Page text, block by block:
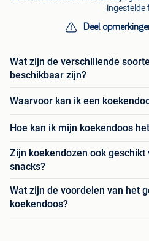
ingestelde
Deel
Wat zijn de verschillende
beschikbaar zijn?
Waarvoor kan ik een
Hoe kan ik mijn koekendoos
Zijn koekendozen ook
snacks?
Wat zijn de voordelen van het
koekendoos?